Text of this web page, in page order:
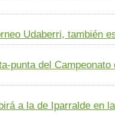
Udaberri, también
punta del
a la de Iparralde en